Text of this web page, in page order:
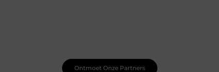
Ontmoet Onze Partners